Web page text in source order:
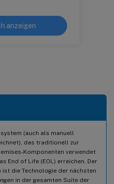
anzeigen
(auch als manuell
das traditionell zur
Komponenten verwendet
End of Life (EOL) erreichen. Der
ist die Technologie der nächsten
in der gesamten Suite der